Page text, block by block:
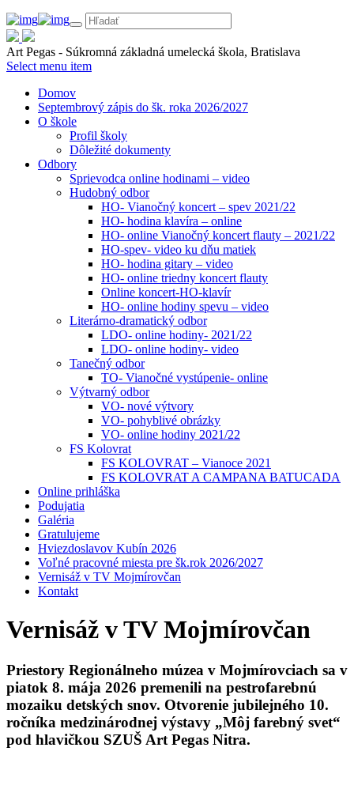
Art Pegas - Súkromná základná umelecká škola, Bratislava
Select menu item
Domov
Septembrový zápis do šk. roka 2026/2027
O škole
Profil školy
Dôležité dokumenty
Odbory
Sprievodca online hodinami – video
Hudobný odbor
HO- Vianočný koncert – spev 2021/22
HO- hodina klavíra – online
HO- online Vianočný koncert flauty – 2021/22
HO-spev- video ku dňu matiek
HO- hodina gitary – video
HO- online triedny koncert flauty
Online koncert-HO-klavír
HO- online hodiny spevu – video
Literárno-dramatický odbor
LDO- online hodiny- 2021/22
LDO- online hodiny- video
Tanečný odbor
TO- Vianočné vystúpenie- online
Výtvarný odbor
VO- nové výtvory
VO- pohyblivé obrázky
VO- online hodiny 2021/22
FS Kolovrat
FS KOLOVRAT – Vianoce 2021
FS KOLOVRAT A CAMPANA BATUCADA
Online prihláška
Podujatia
Galéria
Gratulujeme
Hviezdoslavov Kubín 2026
Voľné pracovné miesta pre šk.rok 2026/2027
Vernisáž v TV Mojmírovčan
Kontakt
Vernisáž v TV Mojmírovčan
Priestory Regionálneho múzea v Mojmírovciach sa v
piatok 8. mája 2026 premenili na pestrofarebnú
mozaiku detských snov. Otvorenie jubilejného 10.
ročníka medzinárodnej výstavy „Môj farebný svet“
pod hlavičkou SZUŠ Art Pegas Nitra.